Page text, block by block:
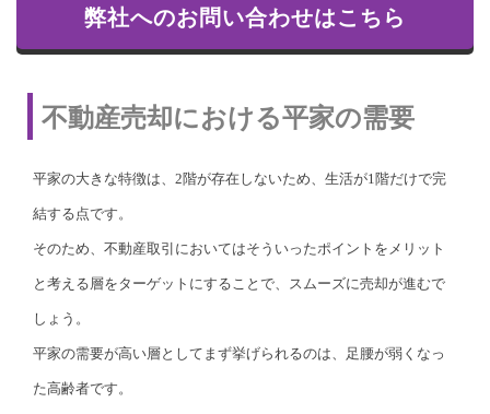
弊社へのお問い合わせはこちら
不動産売却における平家の需要
平家の大きな特徴は、2階が存在しないため、生活が1階だけで完
結する点です。
そのため、不動産取引においてはそういったポイントをメリット
と考える層をターゲットにすることで、スムーズに売却が進むで
しょう。
平家の需要が高い層としてまず挙げられるのは、足腰が弱くなっ
た高齢者です。